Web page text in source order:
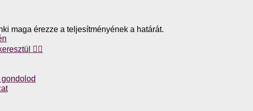
maga érezze a teljesítményének a határát.
🚴‍♀️